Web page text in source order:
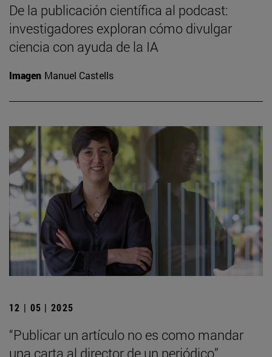
De la publicación científica al podcast:
investigadores exploran cómo divulgar
ciencia con ayuda de la IA
Imagen Manuel Castells
12 | 05 | 2025
“Publicar un artículo no es como mandar
una carta al director de un periódico”